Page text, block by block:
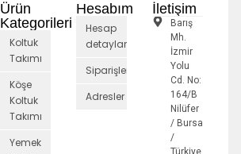
Ürün
Kategorileri
Koltuk
Takımı
Köşe
Koltuk
Takımı
Yemek
Hesabım
Hesap
detayları
Siparişler
Adresler
İletişim
Barış
Mh.
İzmir
Yolu
Cd. No:
164/B
Nilüfer
/ Bursa
/